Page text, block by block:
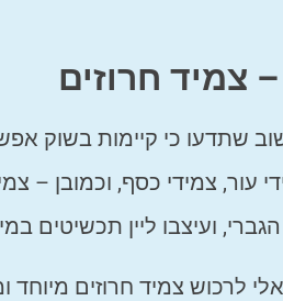
חרוזים
כי קיימות בשוק
עור, צמידי כסף, וכמובן –
ועיצבו ליין תכשיטים
לרכוש צמיד חרוזים מיוחד